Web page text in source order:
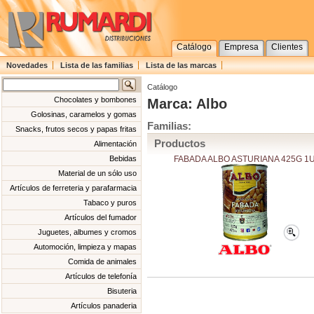
Catálogo Empresa Clientes
Novedades Lista de las familias Lista de las marcas
Catálogo
Marca: Albo
Familias:
Productos
FABADA ALBO ASTURIANA 425G
Chocolates y bombones
Golosinas, caramelos y gomas
Snacks, frutos secos y papas fritas
Alimentación
Bebidas
Material de un sólo uso
Artículos de ferreteria y parafarmacia
Tabaco y puros
Artículos del fumador
Juguetes, albumes y cromos
Automoción, limpieza y mapas
Comida de animales
Artículos de telefonía
Bisuteria
Artículos panaderia